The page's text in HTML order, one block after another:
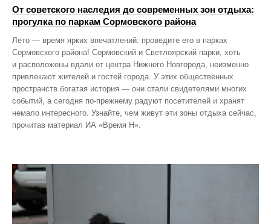
От советского наследия до современных зон отдыха:
прогулка по паркам Сормовского района
Лето — время ярких впечатлений: проведите его в парках
Сормовского района! Сормовский и Светлоярский парки, хоть
и расположены вдали от центра Нижнего Новгорода, неизменно
привлекают жителей и гостей города. У этих общественных
пространств богатая история — они стали свидетелями многих
событий, а сегодня по‑прежнему радуют посетителей и хранят
немало интересного. Узнайте, чем живут эти зоны отдыха сейчас,
прочитав материал ИА «Время Н».